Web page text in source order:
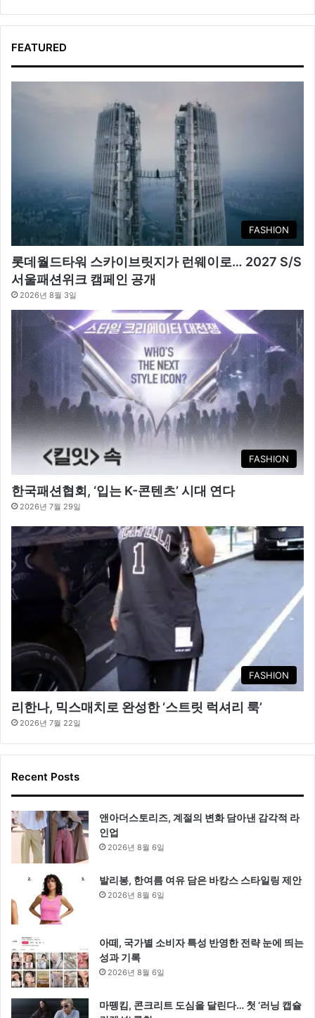
FEATURED
FASHION
롯데월드타워 스카이브릿지가 런웨이로… 2027 S/S
서울패션위크 캠페인 공개
2026년 8월 3일
FASHION
한국패션협회, ‘입는 K-콘텐츠’ 시대 연다
2026년 7월 29일
FASHION
리한나, 믹스매치로 완성한 ‘스트릿 럭셔리 룩’
2026년 7월 22일
Recent Posts
앤아더스토리즈, 계절의 변화 담아낸 감각적 라
인업
2026년 8월 6일
발리봉, 한여름 여유 담은 바캉스 스타일링 제안
2026년 8월 6일
아떼, 국가별 소비자 특성 반영한 전략 눈에 띄는
성과 기록
2026년 8월 6일
마뗑킴, 콘크리트 도심을 달린다… 첫 ‘러닝 캡슐